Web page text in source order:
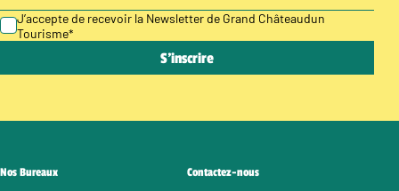
J’accepte de recevoir la Newsletter de Grand Châteaudun
Tourisme*
Nos Bureaux Contactez-nous